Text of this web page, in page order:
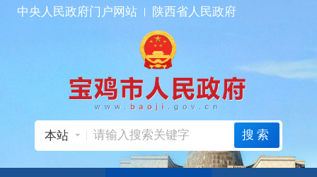
中央人民政府门户网站 陕西省人民政府
本站 搜索